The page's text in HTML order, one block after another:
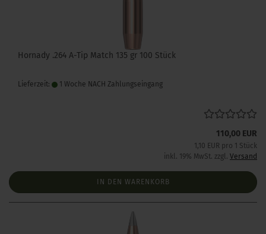
Hornady .264 A-Tip Match 135 gr 100 Stück
Lieferzeit: 1 Woche NACH Zahlungseingang
110,00 EUR
1,10 EUR pro 1 Stück
inkl. 19% MwSt. zzgl. Versand
IN DEN WARENKORB